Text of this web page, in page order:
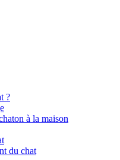
?
à la maison
du chat